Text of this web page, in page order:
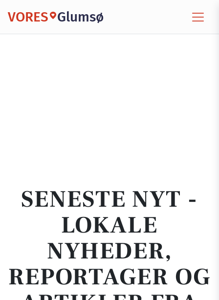
VORES Glumsø
SENESTE NYT -
LOKALE
NYHEDER,
REPORTAGER OG